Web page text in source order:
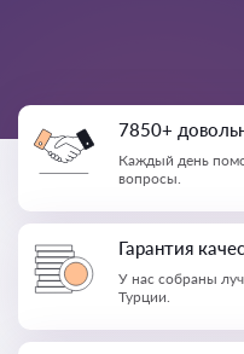
7850+
Каждый день
вопросы.
Гарантия
У нас собраны
Турции.